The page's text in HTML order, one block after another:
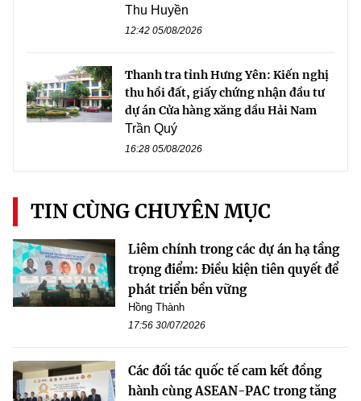
Thu Huyền
12:42 05/08/2026
Thanh tra tỉnh Hưng Yên: Kiến nghị
thu hồi đất, giấy chứng nhận đầu tư
dự án Cửa hàng xăng dầu Hải Nam
Trần Quý
16:28 05/08/2026
TIN CÙNG CHUYÊN MỤC
Liêm chính trong các dự án hạ tầng
trọng điểm: Điều kiện tiên quyết để
phát triển bền vững
Hồng Thành
17:56 30/07/2026
Các đối tác quốc tế cam kết đồng
hành cùng ASEAN-PAC trong tăng